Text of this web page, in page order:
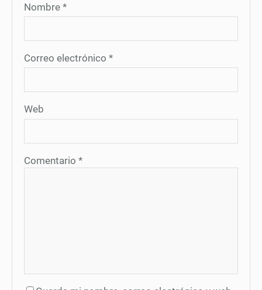
Nombre *
Correo electrónico *
Web
Comentario *